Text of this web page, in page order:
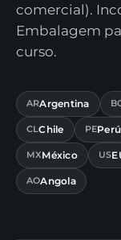
comercial).
Embalagem
curso.
ARArgentina
CLChile PEPerú
MXMéxico US
AOAngola